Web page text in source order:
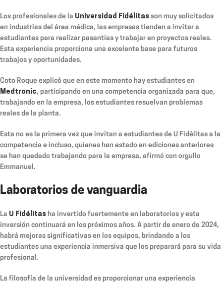
Los profesionales de la Universidad Fidélitas son muy solicitados
en industrias del área médica, las empresas tienden a invitar a
estudiantes para realizar pasantías y trabajar en proyectos reales.
Esta experiencia proporciona una excelente base para futuros
trabajos y oportunidades.
Coto Roque explicó que en este momento hay estudiantes en
Medtronic, participando en una competencia organizada para que,
trabajando en la empresa, los estudiantes resuelvan problemas
reales de la planta.
Esta no es la primera vez que invitan a estudiantes de U Fidélitas a la
competencia e incluso, quienes han estado en ediciones anteriores
se han quedado trabajando para la empresa, afirmó con orgullo
Emmanuel.
Laboratorios de vanguardia
La U Fidélitas ha invertido fuertemente en laboratorios y esta
inversión continuará en los próximos años. A partir de enero de 2024,
habrá mejoras significativas en los equipos, brindando a los
estudiantes una experiencia inmersiva que los preparará para su vida
profesional.
La filosofía de la universidad es proporcionar una experiencia